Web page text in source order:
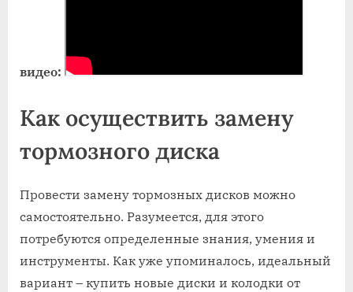
видео:
Как осуществить замену
тормозного диска
Провести замену тормозных дисков можно
самостоятельно. Разумеется, для этого
потребуются определенные знания, умения и
инструменты. Как уже упоминалось, идеальный
вариант – купить новые диски и колодки от